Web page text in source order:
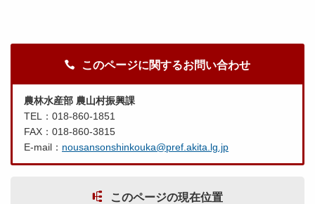
このページに関するお問い合わせ
農林水産部 農山村振興課
TEL：018-860-1851
FAX：018-860-3815
E-mail： nousansonshinkouka@pref.akita.lg.jp
このページの現在位置